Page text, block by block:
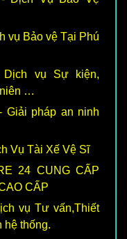
vụ Bảo vệ Tại Phú
Dịch vụ Sự kiện,
niên …
Giải pháp an ninh
Vụ Tài Xế Vệ Sĩ
24 CUNG CẤP
CẤP
vụ Tư vấn,Thiết
hệ thống.